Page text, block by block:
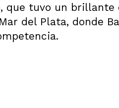
que tuvo un
del Plata, donde